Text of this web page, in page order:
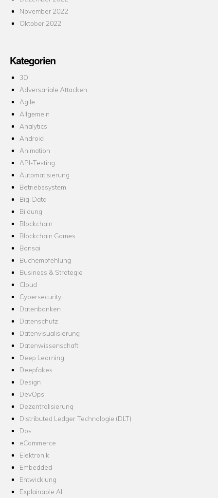
November 2022
Oktober 2022
Kategorien
3D
Adversariale Attacken
Agile
Allgemein
Analytics
Android
Animation
API-Testing
Automatisierung
Betriebssystem
Big-Data
Bildung
Blockchain
Blockchain Games
Bonsai
Buchempfehlung
Business & Strategie
Cloud
Cybersecurity
Datenbanken
Datenschutz
Datenvisualisierung
Datenwissenschaft
Deep Learning
Deepfakes
Design
DevOps
Dezentralisierung
Distributed Ledger Technologie (DLT)
Dos
eCommerce
Elektronik
Embedded
Entwicklung
Explainable AI